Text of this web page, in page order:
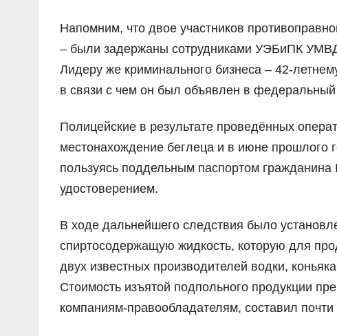
Напомним, что двое участников
– были задержаны сотрудниками УЭБиПК
Лидеру же криминального бизнеса – 42-
в связи с чем он был объявлен в федеральный
Полицейские в результате проведённых
местонахождение беглеца и в июне прошлого
пользуясь поддельным паспортом
удостоверением.
В ходе дальнейшего следствия было
спиртосодержащую жидкость, которую для
двух известных производителей водки,
Стоимость изъятой подпольного продукции
компаниям-правообладателям, составил